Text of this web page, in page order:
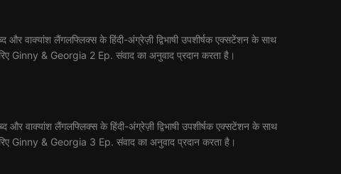
लैंगलफ्लिक्स के हिंदी-अंग्रेज़ी द्विभाषी उपशीर्षक एक्सटेंशन के साथ
Ginny & Georgia 2 Ep. संवाद का अनुवाद प्रदान करता है।
लैंगलफ्लिक्स के हिंदी-अंग्रेज़ी द्विभाषी उपशीर्षक एक्सटेंशन के साथ
Ginny & Georgia 3 Ep. संवाद का अनुवाद प्रदान करता है।